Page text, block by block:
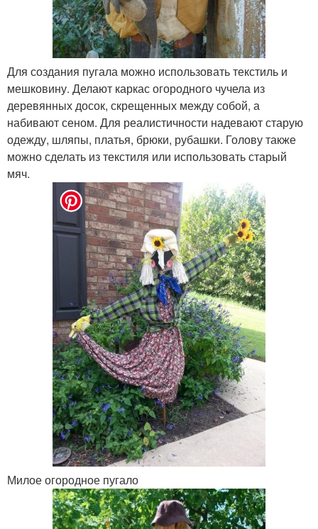
Для создания пугала можно использовать текстиль и
мешковину. Делают каркас огородного чучела из
деревянных досок, скрещенных между собой, а
набивают сеном. Для реалистичности надевают старую
одежду, шляпы, платья, брюки, рубашки. Голову также
можно сделать из текстиля или использовать старый
мяч.
Милое огородное пугало